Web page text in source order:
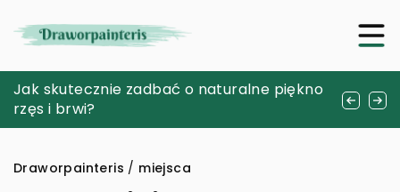
Jak efektywnie korzystać ze strefy cardio
dla poprawy kondycji?
Jak skutecznie zadbać o naturalne piękno
rzęs i brwi?
Jak wybrać idealne studio fotograficzne do
realizacji kreatywnych projektów?
Draworpainteris / miejsca